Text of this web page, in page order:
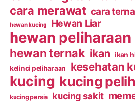
cara merawat cara
hewan kucing Hewan Liar
hewan peliharaan
hewan ternak ikan ikan
kelinci peliharaan kesehatan
kucing kucing
kucing persia kucing sakit